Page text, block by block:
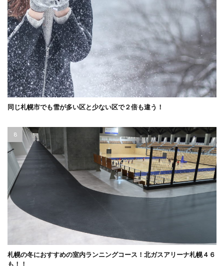
同じ札幌市でも雪が多い区と少ない区で２倍も違う！
札幌の冬におすすめの室内ランニングコース！北ガスアリーナ札幌４６
も！！